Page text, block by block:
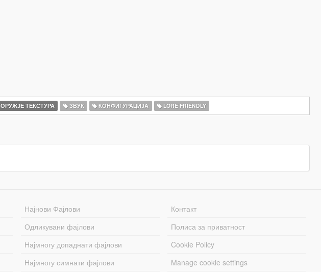
ОРУЖЈЕ ТЕКСТУРА ЗВУК КОНФИГУРАЦИЈА LORE FRIENDLY
Најнови Фајлови
Одликувани фајлови
Најмногу допаднати фајлови
Најмногу симнати фајлови
Контакт
Полиса за приватност
Cookie Policy
Manage cookie settings